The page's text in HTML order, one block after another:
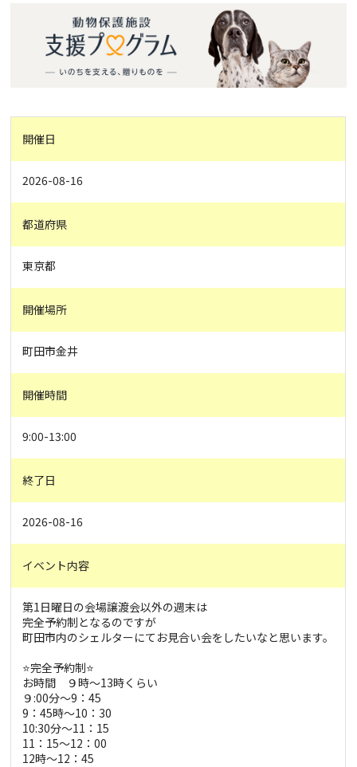
開催日
2026-08-16
都道府県
東京都
開催場所
町田市金井
開催時間
9:00-13:00
終了日
2026-08-16
イベント内容
第1日曜日の会場譲渡会以外の週末は
完全予約制となるのですが
町田市内のシェルターにてお見合い会をしたいなと思います。
⭐️完全予約制⭐️
お時間 ９時〜13時くらい
９:00分〜9：45
9：45時〜10：30
10:30分〜11：15
11：15〜12：00
12時〜12：45